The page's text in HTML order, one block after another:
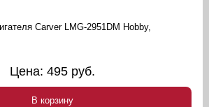
Carver LMG-2951DM Hobby,
Цена: 495 руб.
В корзину